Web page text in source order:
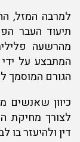
למרבה המזל,
תיעוד העבר
מהרשעה
המתבצע על
הגורם המוסמך
כיוון שאנשים
לצורך מחיקת
דין ולהיעזר בו